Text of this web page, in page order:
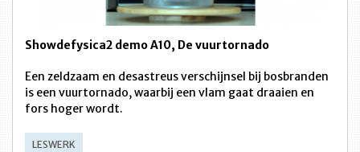
Showdefysica2 demo A10, De vuurtornado
Een zeldzaam en desastreus verschijnsel bij bosbranden
is een vuurtornado, waarbij een vlam gaat draaien en
fors hoger wordt.
LESWERK